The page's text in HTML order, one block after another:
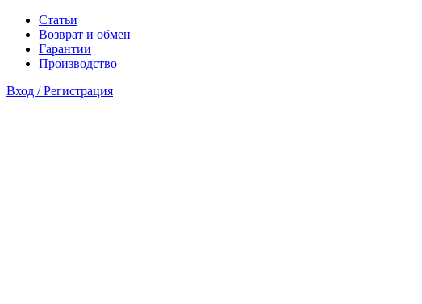
Статьи
Возврат и обмен
Гарантии
Производство
Вход / Регистрация